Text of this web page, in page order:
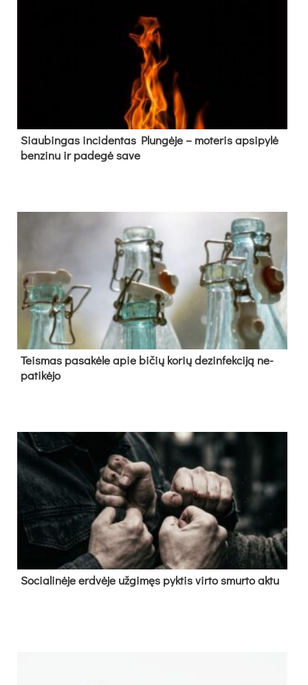
Siau­bin­gas in­ci­den­tas Plun­gė­je – mo­te­ris ap­si­py­lė
ben­zi­nu ir pa­de­gė sa­ve
Teis­mas pa­sa­kė­le apie bi­čių ko­rių de­zin­fek­ci­ją ne­
pa­ti­kė­jo
So­cia­li­nė­je erd­vė­je už­gi­męs pyk­tis vir­to smur­to ak­tu